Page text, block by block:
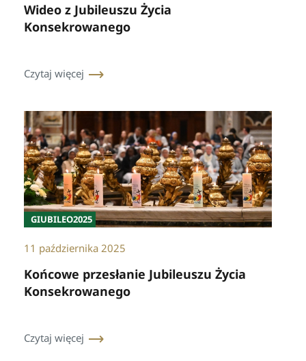
Wideo z Jubileuszu Życia
Konsekrowanego
Czytaj więcej
GIUBILEO2025
11 października 2025
Końcowe przesłanie Jubileuszu Życia
Konsekrowanego
Czytaj więcej